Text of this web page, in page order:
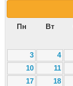
Пн Вт
3
4
10
11
17
18